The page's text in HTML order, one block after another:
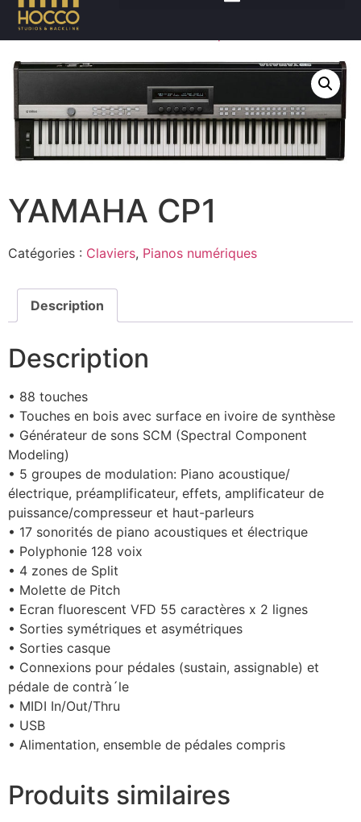
Accueil/Claviers
YAMAHA CP1
Catégories : Claviers, Pianos numériques
Description
Description
• 88 touches
• Touches en bois avec surface en ivoire de synthèse
• Générateur de sons SCM (Spectral Component
Modeling)
• 5 groupes de modulation: Piano acoustique/
électrique, préamplificateur, effets, amplificateur de
puissance/compresseur et haut-parleurs
• 17 sonorités de piano acoustiques et électrique
• Polyphonie 128 voix
• 4 zones de Split
• Molette de Pitch
• Ecran fluorescent VFD 55 caractères x 2 lignes
• Sorties symétriques et asymétriques
• Sorties casque
• Connexions pour pédales (sustain, assignable) et
pédale de contrà´le
• MIDI In/Out/Thru
• USB
• Alimentation, ensemble de pédales compris
Produits similaires